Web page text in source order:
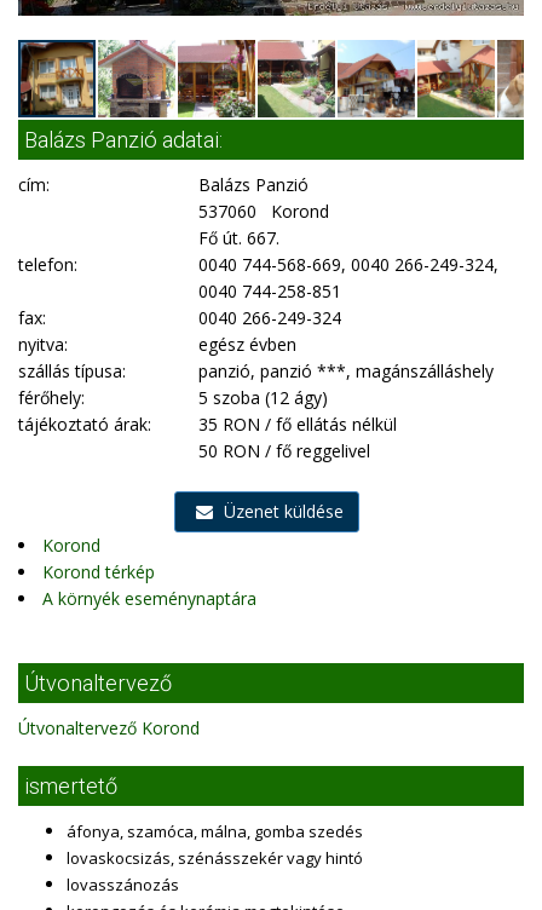
Balázs Panzió adatai:
cím:
Balázs Panzió
537060 Korond
Fő út. 667.
telefon:
0040 744-568-669, 0040 266-249-324,
0040 744-258-851
fax:
0040 266-249-324
nyitva:
egész évben
szállás típusa:
panzió, panzió ***, magánszálláshely
férőhely:
5 szoba (12 ágy)
tájékoztató árak:
35 RON / fő ellátás nélkül
50 RON / fő reggelivel
Üzenet küldése
Korond
Korond térkép
A környék eseménynaptára
Útvonaltervező
Útvonaltervező Korond
ismertető
áfonya, szamóca, málna, gomba szedés
lovaskocsizás, szénásszekér vagy hintó
lovasszánozás